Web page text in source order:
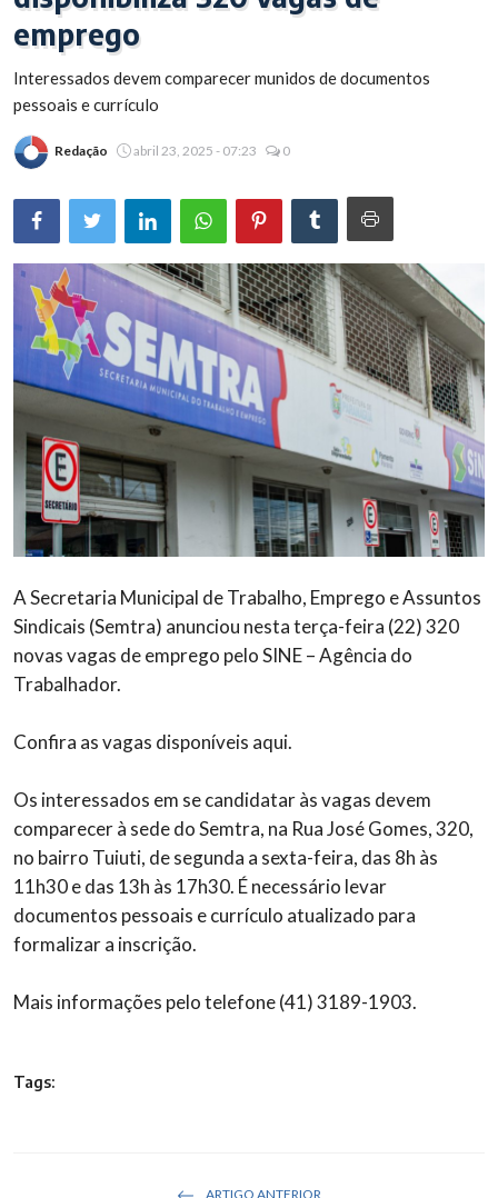
Brasil
emprego
Interessados devem comparecer munidos de documentos
pessoais e currículo
Redação abril 23, 2025 - 07:23 0
A Secretaria Municipal de Trabalho, Emprego e Assuntos
Sindicais (Semtra) anunciou nesta terça-feira (22) 320
novas vagas de emprego pelo SINE – Agência do
Trabalhador.
Confira as vagas disponíveis aqui.
Os interessados em se candidatar às vagas devem
comparecer à sede do Semtra, na Rua José Gomes, 320,
no bairro Tuiuti, de segunda a sexta-feira, das 8h às
11h30 e das 13h às 17h30. É necessário levar
documentos pessoais e currículo atualizado para
formalizar a inscrição.
Mais informações pelo telefone (41) 3189-1903.
Tags:
ARTIGO ANTERIOR